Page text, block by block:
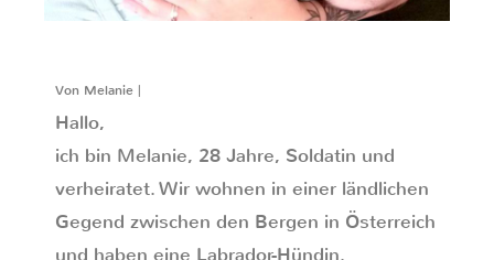
Von Melanie |
Hallo,
ich bin Melanie, 28 Jahre, Soldatin und
verheiratet. Wir wohnen in einer ländlichen
Gegend zwischen den Bergen in Österreich